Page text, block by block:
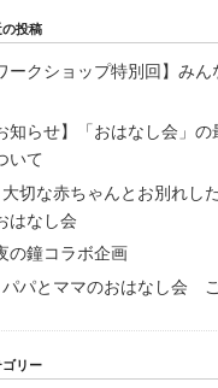
の投稿
ークショップ特別回】みん
知らせ】「おはなし会」の
いて
切な赤ちゃんとお別れし
はなし会
の鐘コラボ企画
パパとママのおはなし会
ゴリー